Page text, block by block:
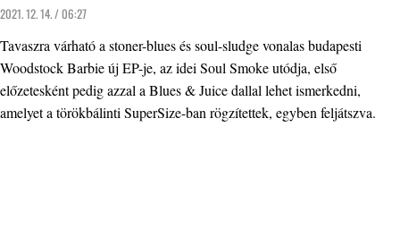
2021. 12. 14. / 06:27
Tavaszra várható a stoner-blues és soul-sludge vonalas budapesti
Woodstock Barbie új EP-je, az idei Soul Smoke utódja, első
előzetesként pedig azzal a Blues & Juice dallal lehet ismerkedni,
amelyet a törökbálinti SuperSize-ban rögzítettek, egyben feljátszva.